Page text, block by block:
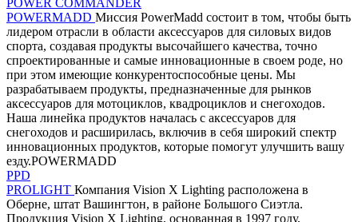
POWERMADD Миссия PowerMadd состоит в том, чтобы быть
лидером отрасли в области аксессуаров для силовых видов
спорта, создавая продукты высочайшего качества, точно
спроектированные и самые инновационные в своем роде, но
при этом имеющие конкурентоспособные цены. Мы
разрабатываем продукты, предназначенные для рынков
аксессуаров для мотоциклов, квадроциклов и снегоходов.
Наша линейка продуктов началась с аксессуаров для
снегоходов и расширилась, включив в себя широкий спектр
инновационных продуктов, которые помогут улучшить вашу
езду.POWERMADD
PPD
PROLIGHT Компания Vision X Lighting расположена в
Оберне, штат Вашингтон, в районе Большого Сиэтла.
Продукция Vision X Lighting, основанная в 1997 году,